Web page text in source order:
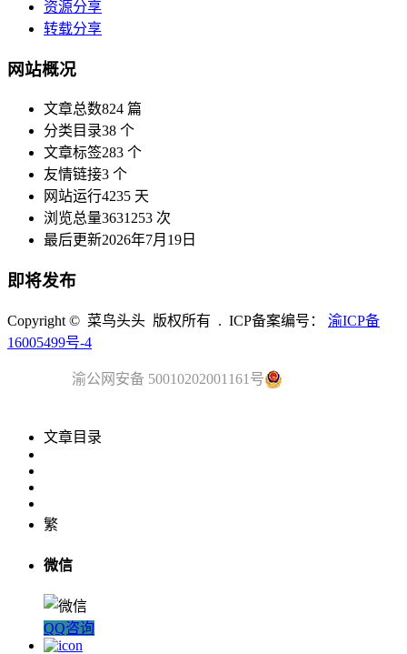
资源分享
转载分享
网站概况
文章总数824 篇
分类目录38 个
文章标签283 个
友情链接3 个
网站运行4235 天
浏览总量3631253 次
最后更新2026年7月19日
即将发布
Copyright © 菜鸟头头 版权所有 . ICP备案编号： 渝ICP备
16005499号-4
渝公网安备 50010202001161号
文章目录
繁
微信
QQ咨询